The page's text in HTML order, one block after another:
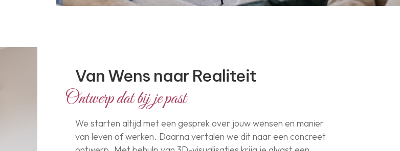
Van Wens naar Realiteit
Ontwerp dat bij je past
We starten altijd met een gesprek over jouw wensen en manier
van leven of werken. Daarna vertalen we dit naar een concreet